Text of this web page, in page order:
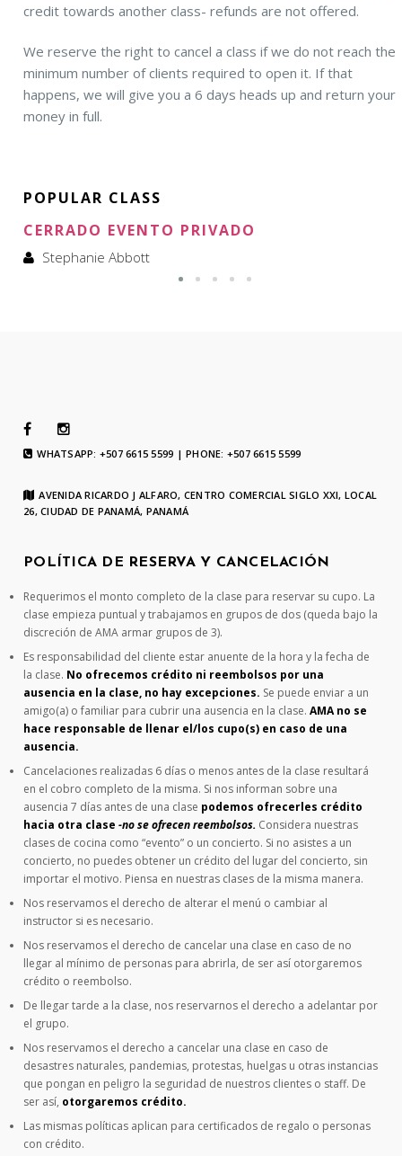
credit towards another class- refunds are not offered.
We reserve the right to cancel a class if we do not reach the
minimum number of clients required to open it. If that
happens, we will give you a 6 days heads up and return your
money in full.
POPULAR CLASS
CERRADO EVENTO PRIVADO
Stephanie Abbott
WHATSAPP: +507 6615 5599 | PHONE: +507 6615 5599
AVENIDA RICARDO J ALFARO, CENTRO COMERCIAL SIGLO XXI, LOCAL
26, CIUDAD DE PANAMÁ, PANAMÁ
POLÍTICA DE RESERVA Y CANCELACIÓN
Requerimos el monto completo de la clase para reservar su cupo. La
clase empieza puntual y trabajamos en grupos de dos (queda bajo la
discreción de AMA armar grupos de 3).
Es responsabilidad del cliente estar anuente de la hora y la fecha de
la clase. No ofrecemos crédito ni reembolsos por una
ausencia en la clase, no hay excepciones. Se puede enviar a un
amigo(a) o familiar para cubrir una ausencia en la clase.AMA no se
hace responsable de llenar el/los cupo(s) en caso de una
ausencia.
Cancelaciones realizadas 6 días o menos antes de la clase resultará
en el cobro completo de la misma. Si nos informan sobre una
ausencia 7 días antes de una clase podemos ofrecerles crédito
hacia otra clase-no se ofrecen reembolsos. Considera nuestras
clases de cocina como “evento” o un concierto. Si no asistes a un
concierto, no puedes obtener un crédito del lugar del concierto, sin
importar el motivo. Piensa en nuestras clases de la misma manera.
Nos reservamos el derecho de alterar el menú o cambiar al
instructor si es necesario.
Nos reservamos el derecho de cancelar una clase en caso de no
llegar al mínimo de personas para abrirla, de ser así otorgaremos
crédito o reembolso.
De llegar tarde a la clase, nos reservarnos el derecho a adelantar por
el grupo.
Nos reservamos el derecho a cancelar una clase en caso de
desastres naturales, pandemias, protestas, huelgas u otras instancias
que pongan en peligro la seguridad de nuestros clientes o staff. De
ser así, otorgaremos crédito.
Las mismas políticas aplican para certificados de regalo o personas
con crédito.